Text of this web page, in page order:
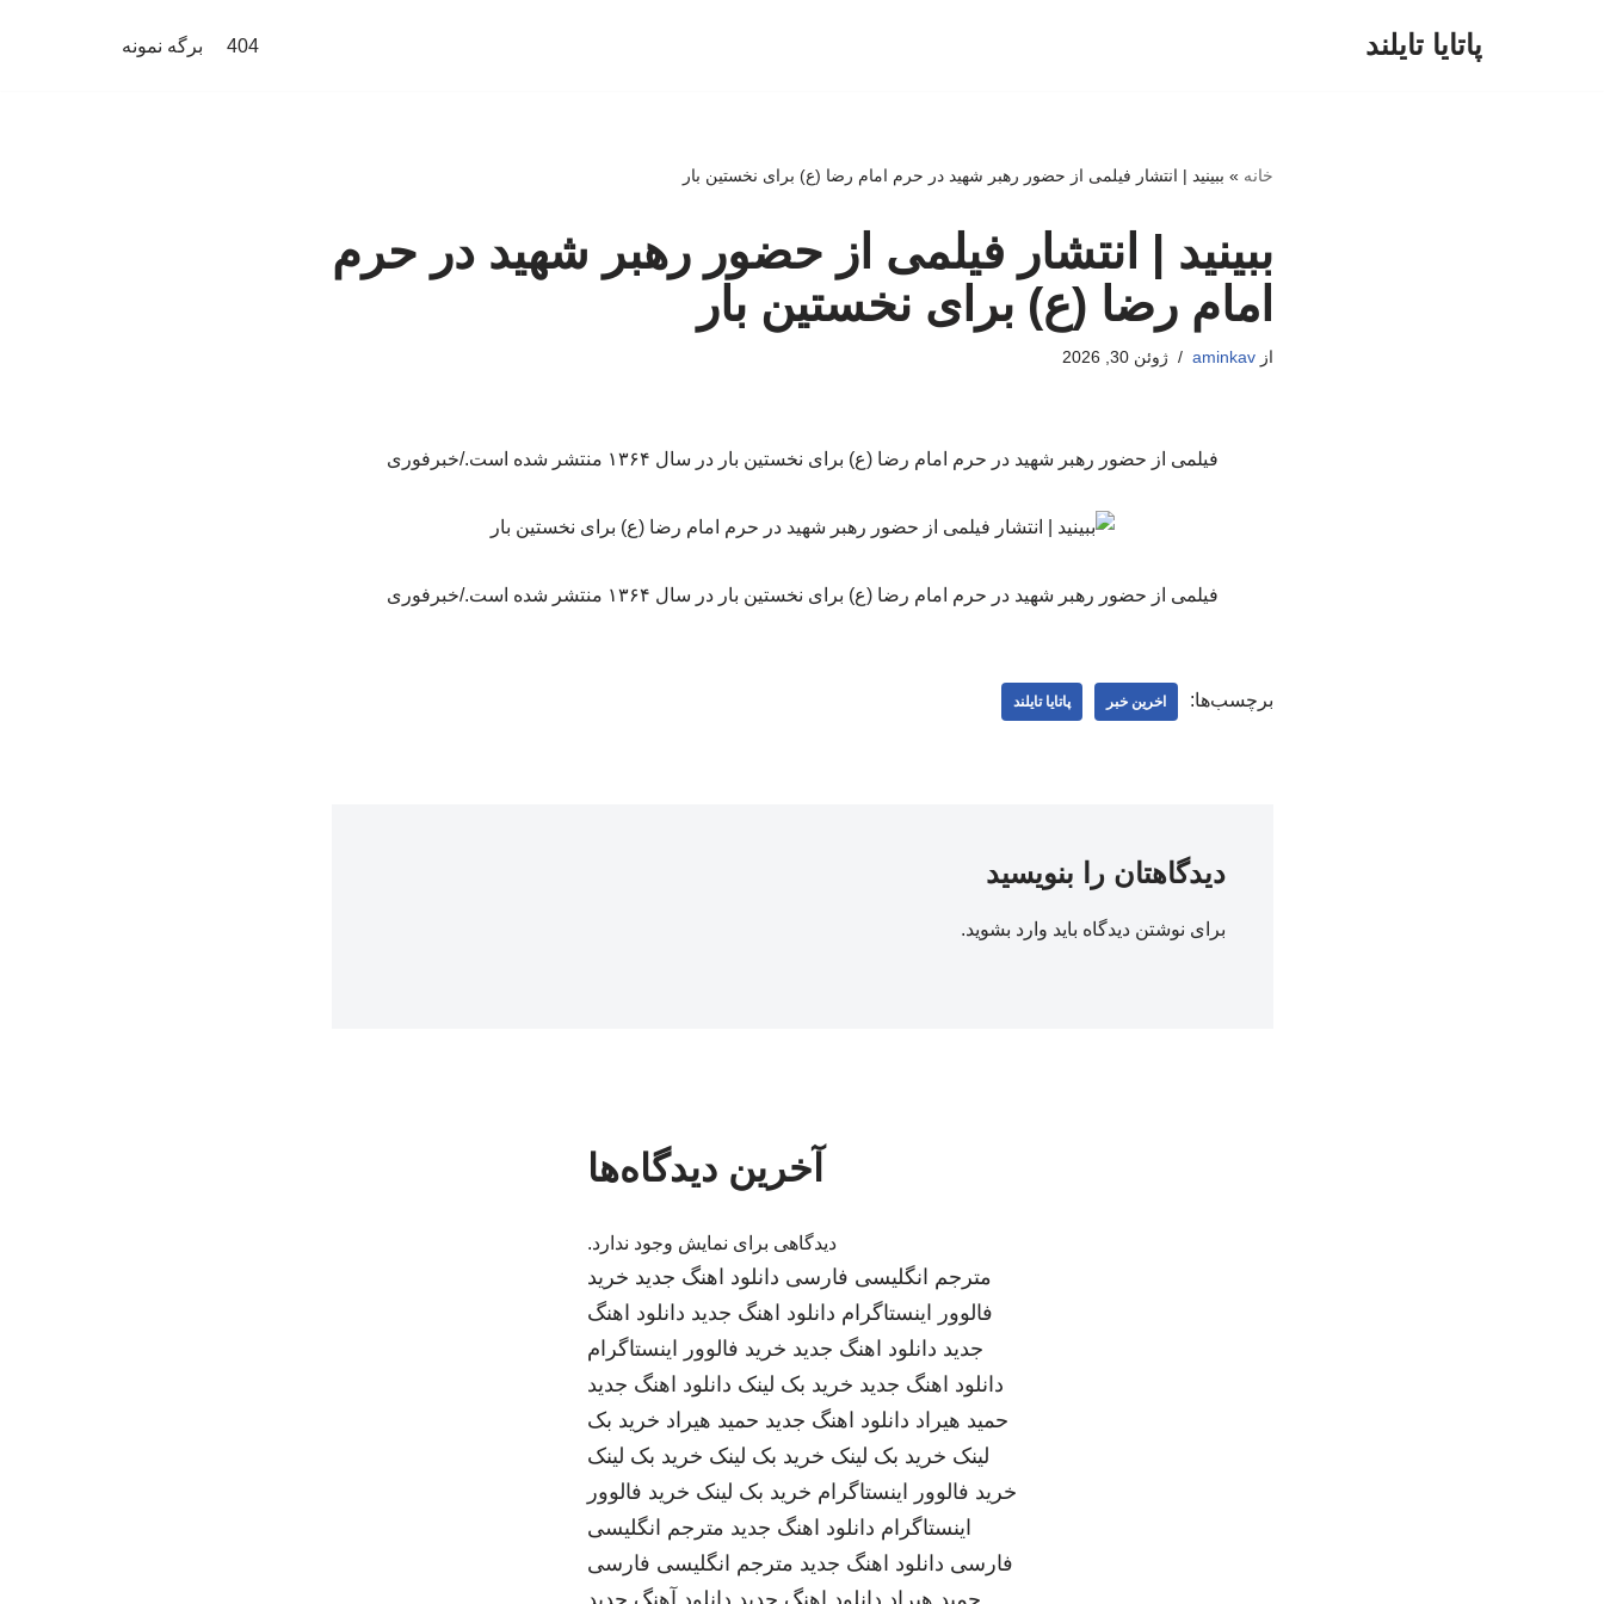
پاتایا تایلند 404 برگه نمونه
خانه » ببینید | انتشار فیلمی از حضور رهبر شهید در حرم امام رضا (ع) برای نخستین بار
ببینید | انتشار فیلمی از حضور رهبر شهید در حرم
امام رضا (ع) برای نخستین بار
ازaminkav ژوئن 30, 2026
فیلمی از حضور رهبر شهید در حرم امام رضا (ع) برای نخستین بار در سال ۱۳۶۴ منتشر شده است./خبرفوری
فیلمی از حضور رهبر شهید در حرم امام رضا (ع) برای نخستین بار در سال ۱۳۶۴ منتشر شده است./خبرفوری
برچسب‌ها: اخرین خبر پاتایا تایلند
دیدگاهتان را بنویسید
برای نوشتن دیدگاه باید وارد بشوید.
آخرین دیدگاه‌ها
دیدگاهی برای نمایش وجود ندارد.
مترجم انگلیسی فارسی دانلود اهنگ جدید خرید
فالوور اینستاگرام دانلود اهنگ جدید دانلود اهنگ
جدید دانلود اهنگ جدید خرید فالوور اینستاگرام
دانلود اهنگ جدید خرید بک لینک دانلود اهنگ جدید
حمید هیراد دانلود اهنگ جدید حمید هیراد خرید بک
لینک خرید بک لینک خرید بک لینک خرید بک لینک
خرید فالوور اینستاگرام خرید بک لینک خرید فالوور
اینستاگرام دانلود اهنگ جدید مترجم انگلیسی
فارسی دانلود اهنگ جدید مترجم انگلیسی فارسی
حمید هیراد دانلود اهنگ جدید دانلود آهنگ جدید